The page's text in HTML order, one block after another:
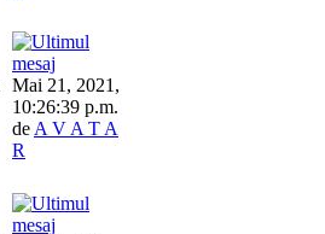
Mai 21, 2021,
10:26:39 p.m.
de A V A T A
R